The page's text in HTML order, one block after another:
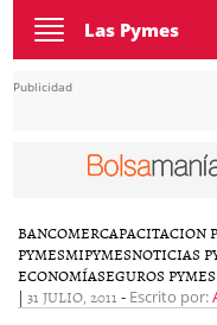
Toggle
navigation
Las Pymes
Publicidad
BANCOMERCAPACITACION
PYMESMIPYMESNOTICIAS
ECONOMÍASEGUROS PYMES
| 31 JULIO, 2011 - Escrito por: